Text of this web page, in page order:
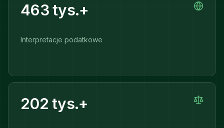
463 tys.+
Interpretacje podatkowe
202 tys.+